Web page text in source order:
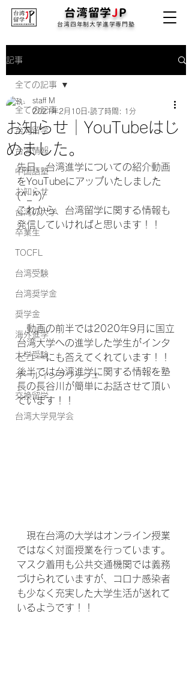
台湾留学JP
台湾四年制大学進学専門塾
記事
全ての記事
台湾留学
台湾情報
中国語塾
お知らせ
台湾の大学
卒業生
TOCFL
台湾受験
台湾奨学金
奨学金
海外進学
大学受験
オールイングリッシュ
交換留学
台湾大学見学会
全ての記事
お知らせ｜YouTubeはじ
めました。
staff M
2021年2月10日 読了時間: 1分
先日、台湾進学についての紹介動画
をYouTubeにアップいたしました
(^_^)/
これから、台湾留学に関する情報も
発信していければと思います！！
動画の前半では2020年9月に国立
台湾大学への進学した学生がインタ
ビューにも答えてくれています！！
後半では台湾進学に関する情報を塾
長の長谷川が簡単にお話させて頂い
ています！！
現在台湾の大学はオンライン授業
ではなく対面授業を行っています。
マスク着用も公共交通機関では義務
づけられていますが、コロナ感染者
も少なく充実した大学生活が送れて
いるようです！！